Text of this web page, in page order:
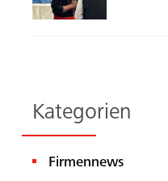
Kategorien
Firmennews